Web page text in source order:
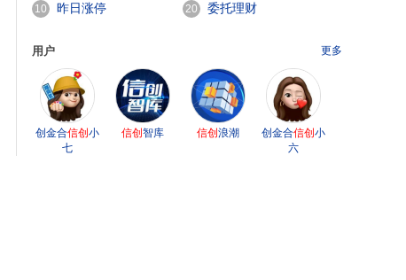
一览
10 昨日涨停 20 委托理财
用户 更多
创金合信创 小
七
信创 智库 信创 浪潮 创金合信创 小
六